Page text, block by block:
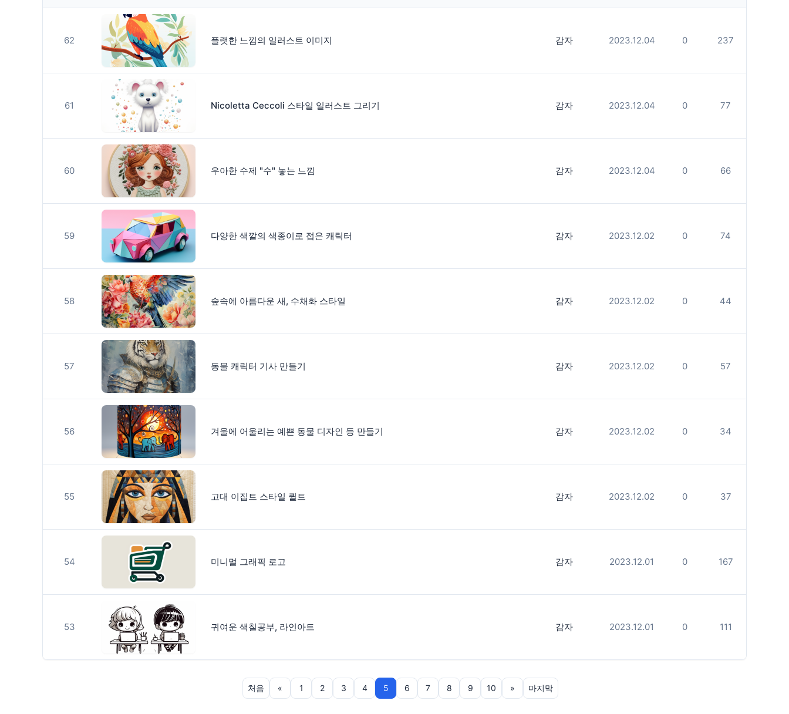
62 플랫한 느낌의 일러스트 이미지 감자 2023.12.04 0 237
61 Nicoletta Ceccoli 스타일 일러스트 그리기 감자 2023.12.04 0 77
60 우아한 수제 "수" 놓는 느낌 감자 2023.12.04 0 66
59 다양한 색깔의 색종이로 접은 캐릭터 감자 2023.12.02 0 74
58 숲속에 아름다운 새, 수채화 스타일 감자 2023.12.02 0 44
57 동물 캐릭터 기사 만들기 감자 2023.12.02 0 57
56 겨울에 어울리는 예쁜 동물 디자인 등 만들기 감자 2023.12.02 0 34
55 고대 이집트 스타일 퀼트 감자 2023.12.02 0 37
54 미니멀 그래픽 로고 감자 2023.12.01 0 167
53 귀여운 색칠공부, 라인아트 감자 2023.12.01 0 111
처음 « 1 2 3 4 5 6 7 8 9 10 » 마지막